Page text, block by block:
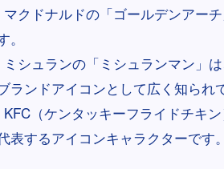
クドナルドの「ゴールデンアー
。
シュランの「ミシュランマン」
ランドアイコンとして広く知られ
（ケンタッキーフライドチキ
表するアイコンキャラクターです。